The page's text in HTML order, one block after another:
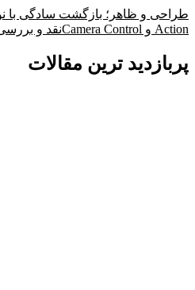
طراحی و ظاهر؛ بازگشت سادگی با
Action و Camera Control
نقد و بررسی گوشی
پربازدید ترین مقالات